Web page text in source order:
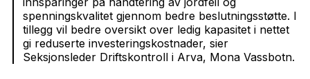
spenningskvalitet gjennom bedre beslutningsstøtte. I
tillegg vil bedre oversikt over ledig kapasitet i nettet
gi reduserte investeringskostnader, sier
Seksjonsleder Driftskontroll i Arva, Mona Vassbotn.